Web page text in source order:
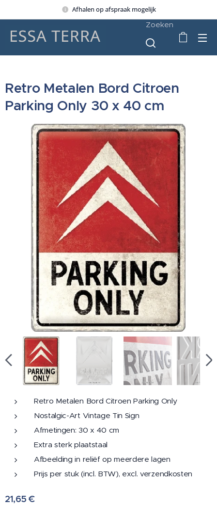
Afhalen op afspraak mogelijk
Zoeken
Retro Metalen Bord Citroen
Parking Only 30 x 40 cm
Retro Metalen Bord Citroen Parking Only
Nostalgic-Art Vintage Tin Sign
Afmetingen: 30 x 40 cm
Extra sterk plaatstaal
Afbeelding in reliëf op meerdere lagen
Prijs per stuk (incl. BTW), excl. verzendkosten
21,65 €